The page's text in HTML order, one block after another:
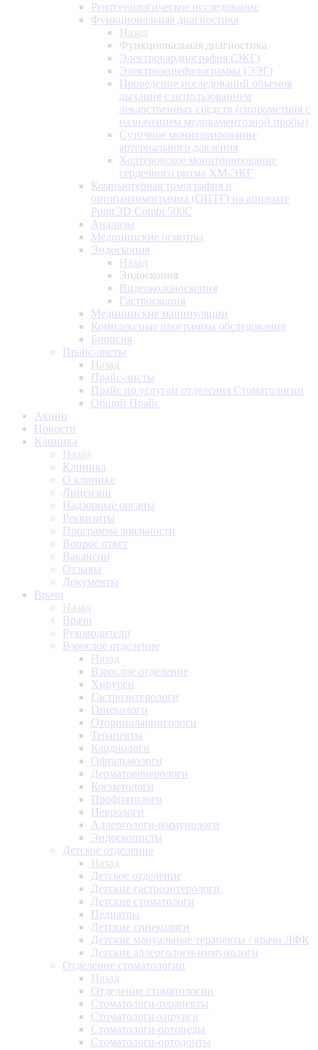
Рентгенологическое исследование
Функциональная диагностика
Назад
Функциональная диагностика
Электрокардиография (ЭКГ)
Электроэнцефалограмма (ЭЭГ)
Проведение исследований объемов
дыхания с использованием
лекарственных средств (спирометрия с
назначением медикаментозной пробы)
Суточное мониторирование
артериального давления
Холтеровское мониторирование
сердечного ритма ХМ-ЭКГ
Компьютерная томография и
ортопантомограмма (ОПТГ) на аппарате
Point 3D Combi 500C
Анализы
Медицинские осмотры
Эндоскопия
Назад
Эндоскопия
Видеоколоноскопия
Гастроскопия
Медицинские манипуляции
Комплексные программы обследования
Биопсия
Прайс-листы
Назад
Прайс-листы
Прайс по услугам отделения Стоматологии
Общий Прайс
Акции
Новости
Клиника
Назад
Клиника
О клинике
Лицензии
Надзорные органы
Реквизиты
Программа лояльности
Вопрос ответ
Вакансии
Отзывы
Документы
Врачи
Назад
Врачи
Руководители
Взрослое отделение
Назад
Взрослое отделение
Хирурги
Гастроэнтерологи
Гинекологи
Оториноларингологи
Терапевты
Кардиологи
Офтальмологи
Дерматовенерологи
Косметологи
Профпатологи
Неврологи
Аллергологи-иммунологи
Эндоскописты
Детское отделение
Назад
Детское отделение
Детские гастроэнтерологи
Детские стоматологи
Педиатры
Детские гинекологи
Детские мануальные терапевты / врачи ЛФК
Детские аллергологи-иммунологи
Отделение стоматологии
Назад
Отделение стоматологии
Стоматологи-терапевты
Стоматологи-хирурги
Стоматологи-ортопеды
Стоматологи-ортодонты